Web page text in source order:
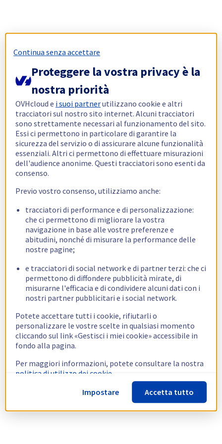
Continua senza accettare
Proteggere la vostra privacy è la
nostra priorità
OVHcloud e i suoi partnerutilizzano cookie e altri
tracciatori sul nostro sito internet. Alcuni tracciatori
sono strettamente necessari al funzionamento del sito.
Essi ci permettono in particolare di garantire la
sicurezza del servizio o di assicurare alcune funzionalità
essenziali. Altri ci permettono di effettuare misurazioni
dell'audience anonime. Questi tracciatori sono esenti da
consenso.
Previo vostro consenso, utilizziamo anche:
tracciatori di performance e di personalizzazione:
che ci permettono di migliorare la vostra
navigazione in base alle vostre preferenze e
abitudini, nonché di misurare la performance delle
nostre pagine;
e tracciatori di social network e di partner terzi: che ci
permettono di diffondere pubblicità mirate, di
misurarne l'efficacia e di condividere alcuni dati con i
nostri partner pubblicitari e i social network.
Potete accettare tutti i cookie, rifiutarli o
personalizzare le vostre scelte in qualsiasi momento
cliccando sul link «Gestisci i miei cookie» accessibile in
fondo alla pagina.
Per maggiori informazioni, potete consultare la nostra
politica di utilizzo dei cookie.
Impostare
Accetta tutto